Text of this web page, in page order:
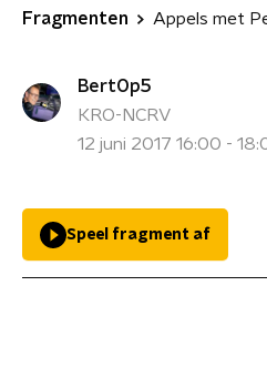
Fragmenten Appels met
BertOp5
KRO-NCRV
12 juni 2017 16:00 -
Speel fragment af